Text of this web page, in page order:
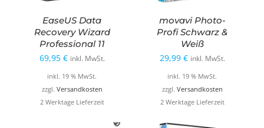
EaseUS Data
Recovery Wizard
Professional 11
69,95 € inkl. MwSt.
inkl. 19 % MwSt.
zzgl. Versandkosten
2 Werktage Lieferzeit
movavi Photo-
Profi Schwarz &
Weiß
29,99 € inkl. MwSt.
inkl. 19 % MwSt.
zzgl. Versandkosten
2 Werktage Lieferzeit